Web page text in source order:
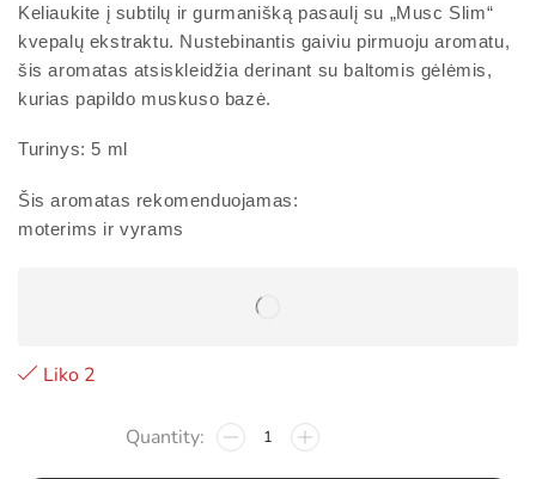
Keliaukite į subtilų ir gurmanišką pasaulį su „Musc Slim“
kvepalų ekstraktu. Nustebinantis gaiviu pirmuoju aromatu,
šis aromatas atsiskleidžia derinant su baltomis gėlėmis,
kurias papildo muskuso bazė.
Turinys: 5 ml
Šis aromatas rekomenduojamas:
moterims ir vyrams
Liko 2